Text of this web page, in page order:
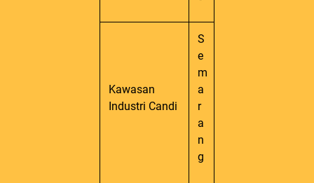
Kawasan
Industri Candi
S
e
m
a
r
a
n
g